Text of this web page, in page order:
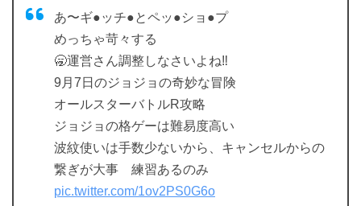
あ〜ギ●ッチ●とペッ●ショ●プ
めっちゃ苛々する
🥱運営さん調整しなさいよね‼️
9月7日のジョジョの奇妙な冒険
オールスターバトルR攻略
ジョジョの格ゲーは難易度高い
波紋使いは手数少ないから、キャンセルからの
繋ぎが大事 練習あるのみ
pic.twitter.com/1ov2PS0G6o